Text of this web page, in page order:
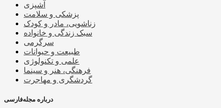
آشپزی
پزشکی و سلامت
زناشویی، مادر و کودک
سبک زندگی و خانواده
سرگرمی
طبیعت و حیوانات
علمی و تکنولوژی
فرهنگی، هنر و سینما
گردشگری و مهاجرت
درباره مجله‌فارسی